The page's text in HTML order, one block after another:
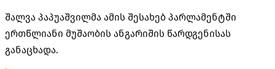
შალვა პაპუაშვილმა ამის შესახებ პარლამენტში
ერთწლიანი მუშაობის ანგარიშის წარდგენისას
განაცხადა.